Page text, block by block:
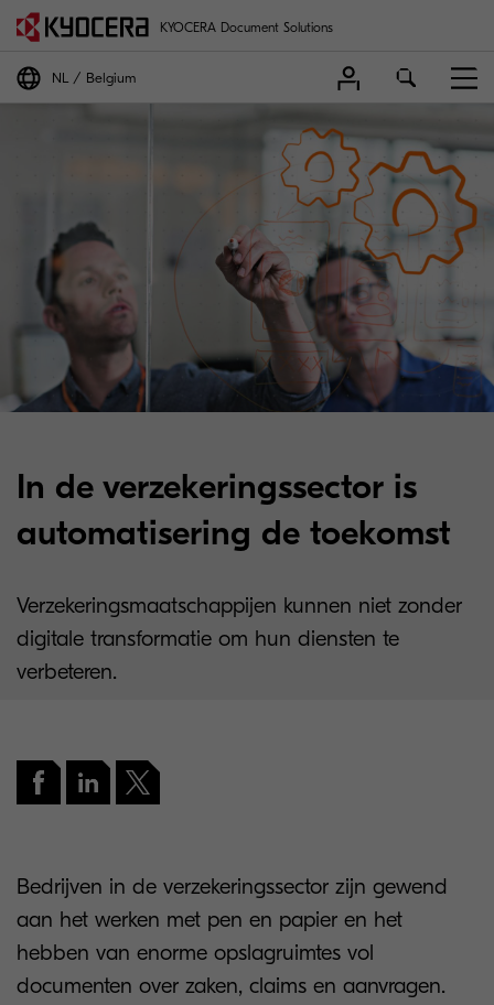
KYOCERA Document Solutions
NL Belgium
In de verzekeringssector is
automatisering de toekomst
Verzekeringsmaatschappijen kunnen niet zonder
digitale transformatie om hun diensten te
verbeteren.
Bedrijven in de verzekeringssector zijn gewend
aan het werken met pen en papier en het
hebben van enorme opslagruimtes vol
documenten over zaken, claims en aanvragen.